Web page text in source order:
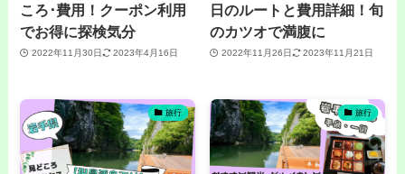
ころ･費用！クーポン利用
でお得に探検気分
2022年11月30日 2023年4月16日
日のルートと費用詳細！旬
のカツオで満腹に
2022年11月26日 2023年11月21日
旅行 旅行